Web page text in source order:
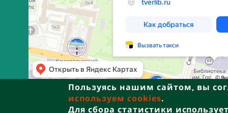
р
о
г
р
Пользуясь нашим сайтом, вы
используем cookies.
Для сбора статистики